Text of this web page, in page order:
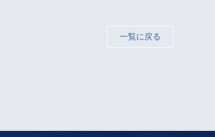
一覧に戻る